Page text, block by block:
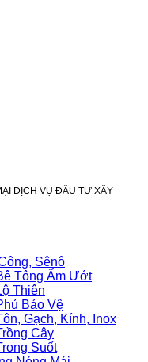
DỊCH VỤ ĐẦU TƯ XÂY
Sênô
Tông Ẩm Ướt
Thiên
Bảo Vệ
Gạch, Kính, Inox
Cây
Suốt